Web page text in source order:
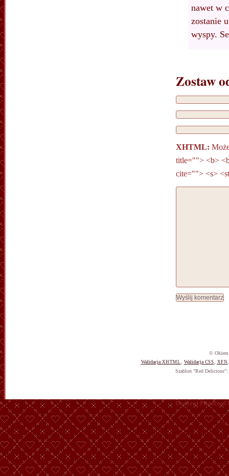
nawet w
zostanie
wyspy.
Zostaw
XHTML:
title=""> <b>
cite=""> <s>
© Okiem
Walidacja XHTML , Walidacja CSS, XFN
Szablon "Red Delicious":
Content Protected